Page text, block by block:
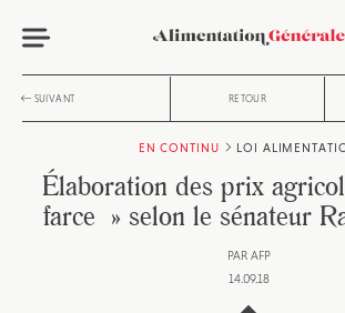
SUIVANT RETOUR
EN CONTINU LOI
Élaboration des prix
farce » selon le sénateur
PAR AFP
14.09.18